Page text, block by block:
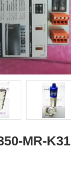
MR-K31